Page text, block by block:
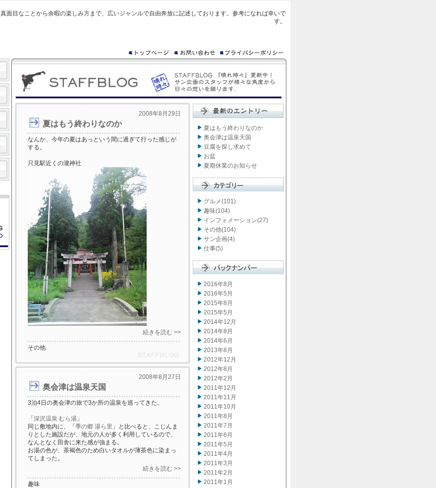
真面目なことから余暇の楽しみ方まで、広いジャンルで自由奔放に記述しております。参考になれば幸いで
す。
2008年8月29日
夏はもう終わりなのか
なんか、今年の夏はあっという間に過ぎて行った感じが
する。
只見駅近くの瀧神社
続きを読む >>
その他
2008年8月27日
奥会津は温泉天国
3泊4日の奥会津の旅で3か所の温泉を巡ってきた。
「 深沢温泉 むら湯 」
同じ敷地内に、「 季の郷 湯ら里 」と比べると、こじんま
りとした施設だが、地元の人が多く利用しているので、
なんとなく田舎に来た感が強まる。
お湯の色が、茶褐色のため白いタオルが薄茶色に染まっ
てしまった。
続きを読む >>
趣味
夏はもう終わりなのか
奥会津は温泉天国
豆腐を探し求めて
お盆
夏期休業のお知らせ
グルメ(101)
趣味(104)
インフォメーション(27)
その他(104)
サン企画(4)
仕事(5)
2016年8月
2016年5月
2015年8月
2015年5月
2014年12月
2014年8月
2014年6月
2013年8月
2012年12月
2012年8月
2012年2月
2011年12月
2011年11月
2011年10月
2011年8月
2011年7月
2011年6月
2011年5月
2011年4月
2011年3月
2011年2月
2011年1月